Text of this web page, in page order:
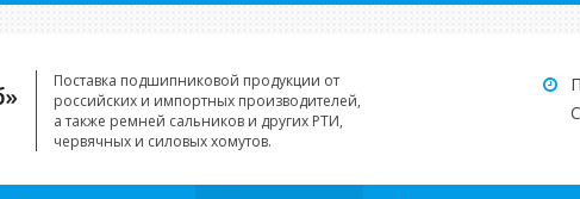
Поставка подшипниковой продукции от
российских и импортных производителей,
а также ремней сальников и других РТИ,
червячных и силовых хомутов.